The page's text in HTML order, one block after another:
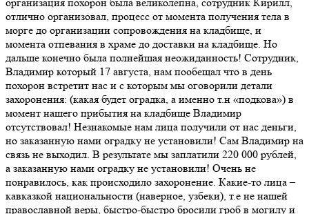
отлично организовал, процесс от момента получения тела в
морге до организации сопровождения на кладбище, и
момента отпевания в храме до доставки на кладбище. Но
дальше конечно была полнейшая неожиданность! Сотрудник,
Владимир который 17 августа, нам пообещал что в день
похорон встретит нас и с которым мы оговорили детали
захоронения: (какая будет оградка, а именно т.н «подкова») в
момент нашего прибытия на кладбище Владимир
отсутствовал! Незнакомые нам лица получили от нас деньги,
но заказанную нами оградку не установили! Сам Владимир на
связь не выходил. В результате мы заплатили 220 000 рублей,
а заказанную нами оградку не установили! Очень не
понравилось, как происходило захоронение. Какие-то лица –
кавказкой национальности (наверное, узбеки), т.е не нашей
православной веры, быстро-быстро бросили гроб в могилу и